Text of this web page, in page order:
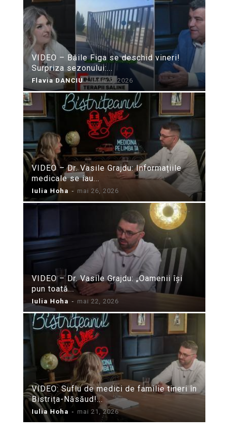
VIDEO – Băile Figa se deschid vineri!
Surpriza sezonului:...
Flavia DANCIU - iunie 9, 2026
VIDEO – Dr. Vasile Grajdu: Informațiile
medicale se iau...
Iulia Hoha - mai 26, 2026
VIDEO – Dr. Vasile Grajdu: „Oamenii își
pun toată...
Iulia Hoha - mai 22, 2026
VIDEO: Suflu de medici de familie tineri în
Bistrița-Năsăud!...
Iulia Hoha - mai 21, 2026